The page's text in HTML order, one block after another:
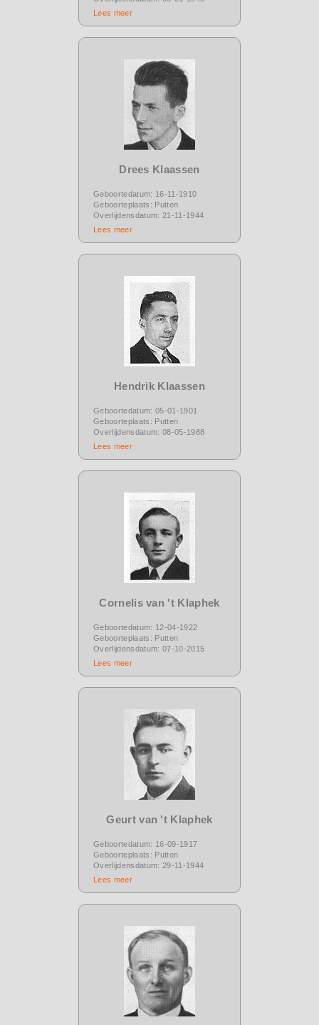
Lees meer
Drees Klaassen
Geboortedatum: 16-11-1910
Geboorteplaats: Putten
Overlijdensdatum: 21-11-1944
Lees meer
Hendrik Klaassen
Geboortedatum: 05-01-1901
Geboorteplaats: Putten
Overlijdensdatum: 08-05-1988
Lees meer
Cornelis van 't Klaphek
Geboortedatum: 12-04-1922
Geboorteplaats: Putten
Overlijdensdatum: 07-10-2015
Lees meer
Geurt van 't Klaphek
Geboortedatum: 16-09-1917
Geboorteplaats: Putten
Overlijdensdatum: 29-11-1944
Lees meer